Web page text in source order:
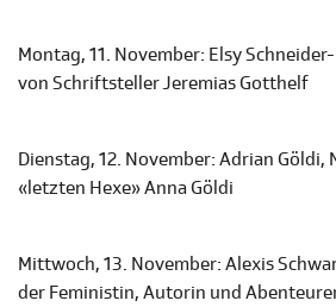
Montag, 11. November: Elsy
von Schriftsteller Jeremias Gotthelf
Dienstag, 12. November: Adrian Göldi,
«letzten Hexe» Anna Göldi
Mittwoch, 13. November: Alexis
der Feministin, Autorin und